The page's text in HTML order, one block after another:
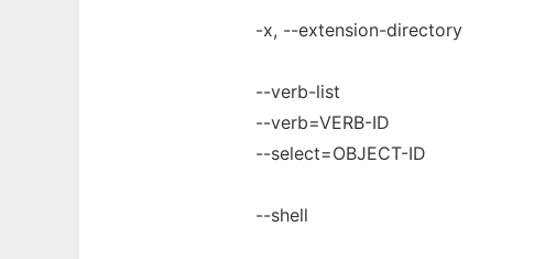
-x, --extension-directory
--verb-list
--verb=VERB-ID
--select=OBJECT-ID
--shell